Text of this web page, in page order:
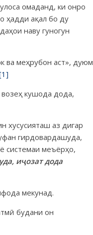
омаданд, ки онро
ҳадди ақал бо ду
наву гуногун
ва меҳрубон аст», дуюм
возеҳ кушода дода,
хусусияташ аз дигар
гирдовардашуда,
системаи меъёрҳо,
иҷозат дода
мекунад.
будани он